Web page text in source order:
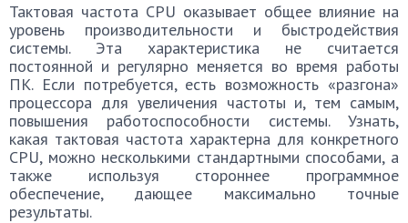
Тактовая частота CPU оказывает общее влияние на
уровень производительности и быстродействия
системы. Эта характеристика не считается
постоянной и регулярно меняется во время работы
ПК. Если потребуется, есть возможность «разгона»
процессора для увеличения частоты и, тем самым,
повышения работоспособности системы. Узнать,
какая тактовая частота характерна для конкретного
CPU, можно несколькими стандартными способами, а
также используя стороннее программное
обеспечение, дающее максимально точные
результаты.